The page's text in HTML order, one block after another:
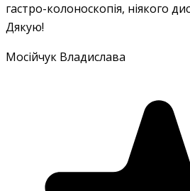
гастро-колоноскопія, ніякого
Дякую!
Мосійчук Владислава